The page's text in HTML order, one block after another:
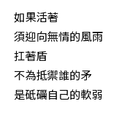
如果活著
須迎向無情的風雨
扛著盾
不為抵禦誰的矛
是砥礪自己的軟弱